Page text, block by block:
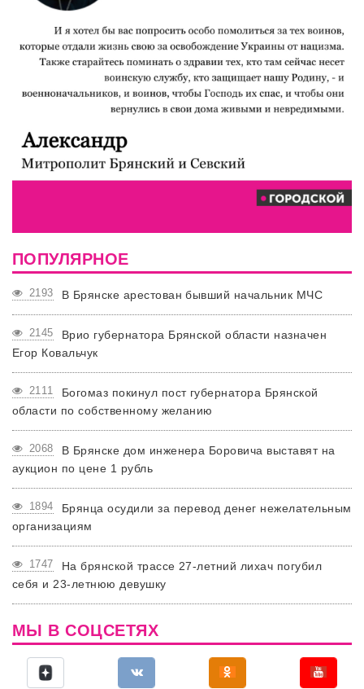
ПОПУЛЯРНОЕ
2193 В Брянске арестован бывший начальник МЧС
2145
Врио губернатора Брянской области назначен
Егор Ковальчук
2111
Богомаз покинул пост губернатора Брянской
области по собственному желанию
2068
В Брянске дом инженера Боровича выставят на
аукцион по цене 1 рубль
1894
Брянца осудили за перевод денег нежелательным
организациям
1747
На брянской трассе 27-летний лихач погубил
себя и 23-летнюю девушку
МЫ В СОЦСЕТЯХ